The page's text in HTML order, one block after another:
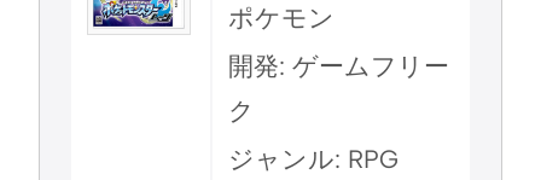
ポケモン
開発: ゲームフリー
ク
ジャンル: RPG